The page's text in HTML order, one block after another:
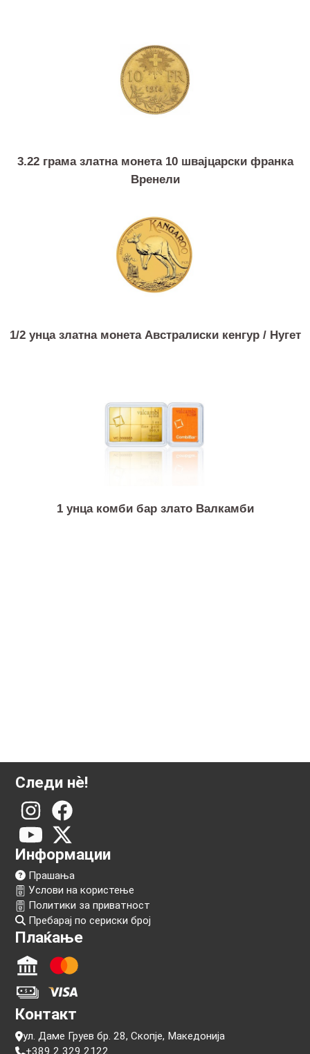
20 грама инвестициско злато ПАМП
3.22 грама златна монета 10 швајцарски франка
Вренели
1/2 унца златна монета Австралиски кенгур /
Следи нѐ!
Информации
Прашања
Услови на користење
Политики за приватност